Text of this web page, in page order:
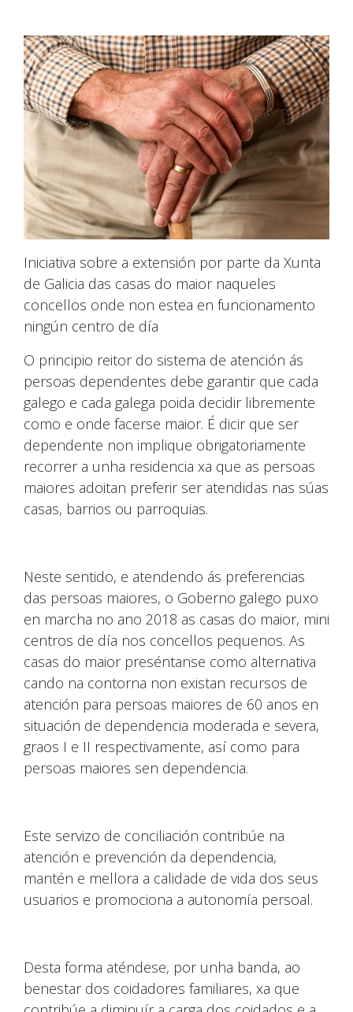
Iniciativa sobre a extensión por parte da Xunta
de Galicia das casas do maior naqueles
concellos onde non estea en funcionamento
ningún centro de día
O principio reitor do sistema de atención ás
persoas dependentes debe garantir que cada
galego e cada galega poida decidir libremente
como e onde facerse maior. É dicir que ser
dependente non implique obrigatoriamente
recorrer a unha residencia xa que as persoas
maiores adoitan preferir ser atendidas nas súas
casas, barrios ou parroquias.
Neste sentido, e atendendo ás preferencias
das persoas maiores, o Goberno galego puxo
en marcha no ano 2018 as casas do maior, mini
centros de día nos concellos pequenos. As
casas do maior preséntanse como alternativa
cando na contorna non existan recursos de
atención para persoas maiores de 60 anos en
situación de dependencia moderada e severa,
graos I e II respectivamente, así como para
persoas maiores sen dependencia.
Este servizo de conciliación contribúe na
atención e prevención da dependencia,
mantén e mellora a calidade de vida dos seus
usuarios e promociona a autonomía persoal.
Desta forma aténdese, por unha banda, ao
benestar dos coidadores familiares, xa que